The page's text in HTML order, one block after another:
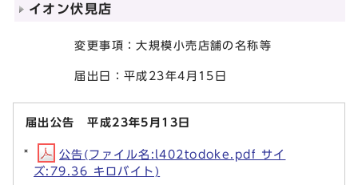
イオン伏見店
変更事項：大規模小売店舗の名称等
届出日：平成23年4月15日
届出公告 平成23年5月13日
公告(ファイル名:l402todoke.pdf サイ
ズ:79.36 キロバイト)